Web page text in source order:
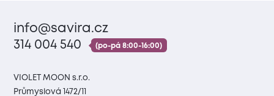
info@savira.cz
314 004 540
(po-pá 8:00-16:00)
VIOLET MOON s.r.o.
Průmyslová 1472/11